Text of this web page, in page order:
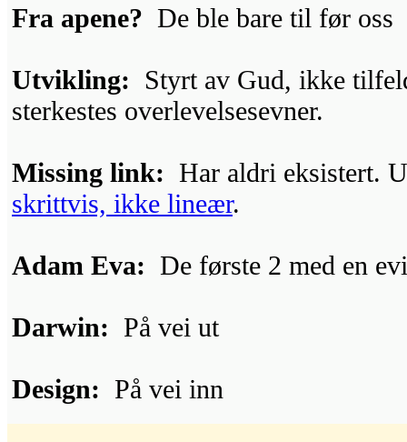
Fra apene? De ble bare til før oss
Utvikling: Styrt av Gud, ikke
sterkestes overlevelsesevner.
Missing link: Har aldri eksistert.
skrittvis, ikke lineær.
Adam Eva: De første 2 med en
Darwin: På vei ut
Design: På vei inn